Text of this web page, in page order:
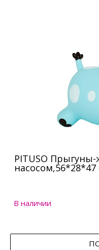
PITUSO
насосом,56*28*47
В наличии